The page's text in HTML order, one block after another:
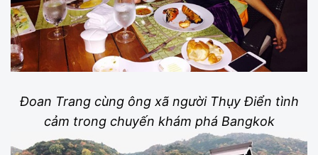
Đoan Trang cùng ông xã người Thụy Điển tình
cảm trong chuyến khám phá Bangkok